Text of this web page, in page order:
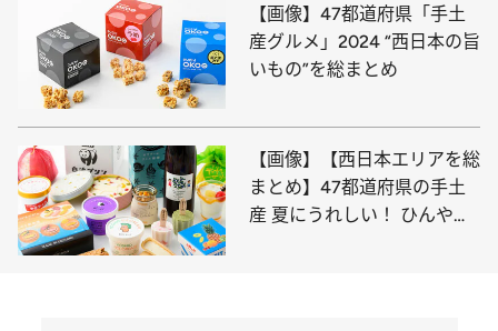
【画像】47都道府県「手土
産グルメ」2024 “西日本の旨
いもの”を総まとめ
【画像】【西日本エリアを総
まとめ】47都道府県の手土
産 夏にうれしい！ ひんやり